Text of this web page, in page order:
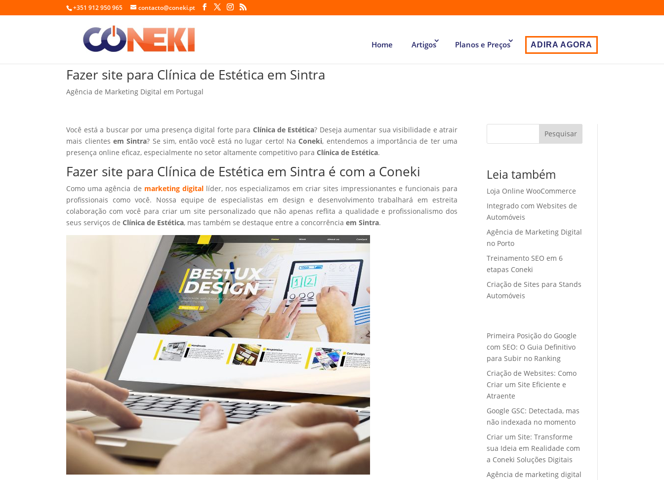
+351 912 950 965 contacto@coneki.pt
Home Artigos Planos e Preços ADIRA AGORA
Fazer site para Clínica de Estética em Sintra
Agência de Marketing Digital em Portugal
Você está a buscar por uma presença digital forte para Clínica de Estética? Deseja aumentar sua visibilidade e atrair
mais clientes em Sintra? Se sim, então você está no lugar certo! NaConeki, entendemos a importância de ter uma
presença online eficaz, especialmente no setor altamente competitivo paraClínica de Estética.
Fazer site para Clínica de Estética em Sintra é com a Coneki
Como uma agência de marketing digitallíder, nos especializamos em criar sites impressionantes e funcionais para
profissionais como você. Nossa equipe de especialistas em design e desenvolvimento trabalhará em estreita
colaboração com você para criar um site personalizado que não apenas reflita a qualidade e profissionalismo dos
seus serviços deClínica de Estética, mas também se destaque entre a concorrênciaem Sintra.
Pesquisar
Leia também
Loja Online WooCommerce
Integrado com Websites de
Automóveis
Agência de Marketing Digital
no Porto
Treinamento SEO em 6
etapas Coneki
Criação de Sites para Stands
Automóveis
Primeira Posição do Google
com SEO: O Guia Definitivo
para Subir no Ranking
Criação de Websites: Como
Criar um Site Eficiente e
Atraente
Google GSC: Detectada, mas
não indexada no momento
Criar um Site: Transforme
sua Ideia em Realidade com
a Coneki Soluções Digitais
Agência de marketing digital